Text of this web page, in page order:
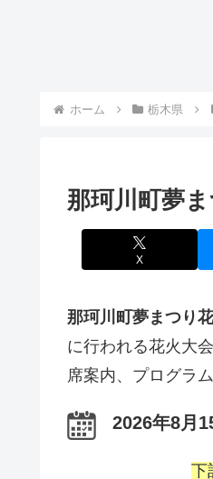
ホーム 栃木県
那珂川町夢
X
那珂川町夢まつり
に行われる花火大
席案内、プログラ
2026年8月
下